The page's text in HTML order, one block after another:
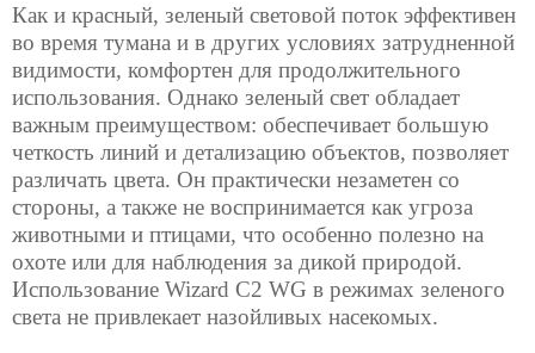
Как и красный, зеленый световой поток эффективен
во время тумана и в других условиях затрудненной
видимости, комфортен для продолжительного
использования. Однако зеленый свет обладает
важным преимуществом: обеспечивает большую
четкость линий и детализацию объектов, позволяет
различать цвета. Он практически незаметен со
стороны, а также не воспринимается как угроза
животными и птицами, что особенно полезно на
охоте или для наблюдения за дикой природой.
Использование Wizard C2 WG в режимах зеленого
света не привлекает назойливых насекомых.